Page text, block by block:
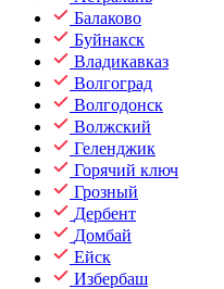
Балаково
Буйнакск
Владикавказ
Волгоград
Волгодонск
Волжский
Геленджик
Горячий ключ
Грозный
Дербент
Домбай
Ейск
Избербаш